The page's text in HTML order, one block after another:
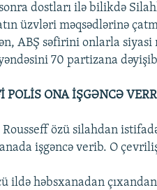
dostları ilə bilikdə
üzvləri məqsədlərinə
ABŞ səfirini onlarla
70 partizana
POLİS ONA İŞGƏNCƏ
özü silahdan
işgəncə verib. O
ildə həbsxanadan